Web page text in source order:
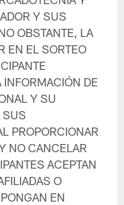
Y SUS
OBSTANTE, LA
EN EL SORTEO
DE
Y SU
SUS
PROPORCIONAR
NO CANCELAR
ACEPTAN
O
EN